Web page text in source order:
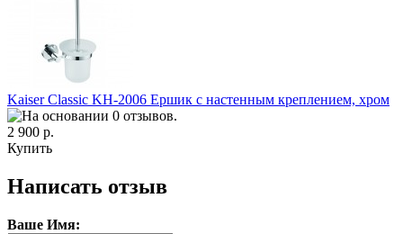
Kaiser Classic KH-2006 Ершик с настенным креплением, хром
2 900 р.
Купить
Написать отзыв
Ваше Имя: